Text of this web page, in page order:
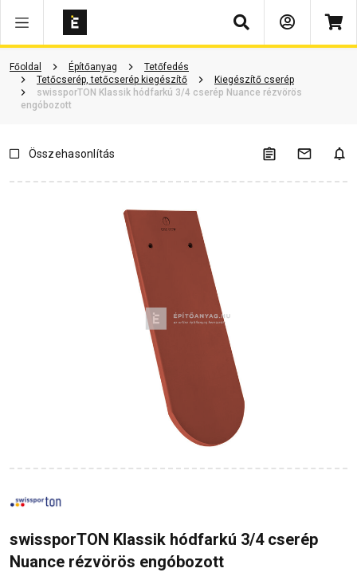
Keresés
Főoldal Építőanyag
Tetőfedés
Tetőcserép, tetőcserép kiegészítő
Kiegészítő cserép
swissporTON Klassik hódfarkú 3/4 cserép Nuance rézvörös
engóbozott
Termékinformáció Kérdések és válaszok
Összehasonlítás
swissporTON Klassik hódfarkú 3/4 cserép
Nuance rézvörös engóbozott